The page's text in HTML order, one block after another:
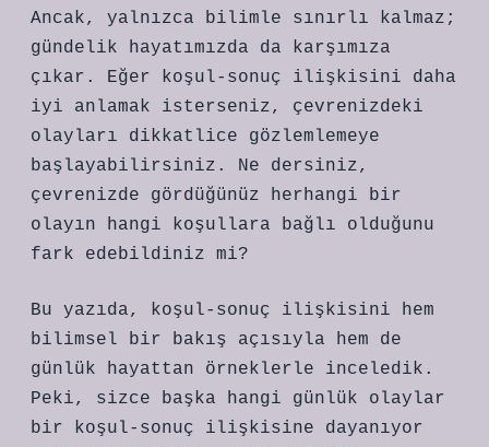
Ancak, yalnızca bilimle sınırlı kalmaz;
gündelik hayatımızda da karşımıza
çıkar. Eğer koşul-sonuç ilişkisini daha
iyi anlamak isterseniz, çevrenizdeki
olayları dikkatlice gözlemlemeye
başlayabilirsiniz. Ne dersiniz,
çevrenizde gördüğünüz herhangi bir
olayın hangi koşullara bağlı olduğunu
fark edebildiniz mi?
Bu yazıda, koşul-sonuç ilişkisini hem
bilimsel bir bakış açısıyla hem de
günlük hayattan örneklerle inceledik.
Peki, sizce başka hangi günlük olaylar
bir koşul-sonuç ilişkisine dayanıyor